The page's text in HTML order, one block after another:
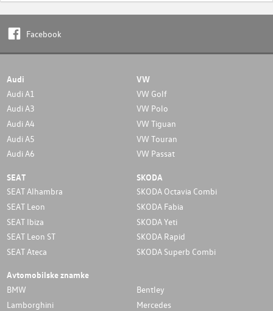
Facebook
Audi
Audi A1
Audi A3
Audi A4
Audi A5
Audi A6
VW
VW Golf
VW Polo
VW Tiguan
VW Touran
VW Passat
SEAT
SEAT Alhambra
SEAT Leon
SEAT Ibiza
SEAT Leon ST
SEAT Ateca
SKODA
SKODA Octavia Combi
SKODA Fabia
SKODA Yeti
SKODA Rapid
SKODA Superb Combi
Avtomobilske znamke
BMW
Bentley
Lamborghini
Mercedes